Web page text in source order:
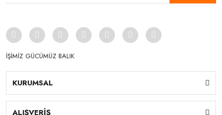
İŞİMİZ GÜCÜMÜZ BALIK
KURUMSAL
ALIŞVERİŞ